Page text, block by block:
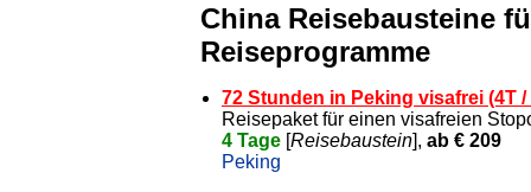
China Reisebausteine
Reiseprogramme
72 Stunden in Peking visafrei (4T /
Reisepaket für einen visafreien
4 Tage [Reisebaustein], ab € 209
Peking